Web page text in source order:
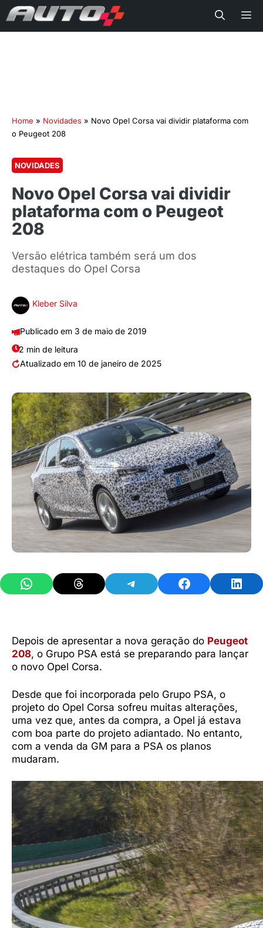
Home » Novidades » Novo Opel Corsa vai dividir plataforma com
o Peugeot 208
NOVIDADES
Novo Opel Corsa vai dividir
plataforma com o Peugeot
208
Versão elétrica também será um dos
destaques do Opel Corsa
Kleber Silva
3 de maio de 2019
2 min de leitura
10 de janeiro de 2025
Share on WhatsAppShare on ThreadsShare on TelegramShare on Facebook
Depois de apresentar a nova geração do Peugeot
208, o Grupo PSA está se preparando para lançar
o novo Opel Corsa.
Desde que foi incorporada pelo Grupo PSA, o
projeto do Opel Corsa sofreu muitas alterações,
uma vez que, antes da compra, a Opel já estava
com boa parte do projeto adiantado. No entanto,
com a venda da GM para a PSA os planos
mudaram.